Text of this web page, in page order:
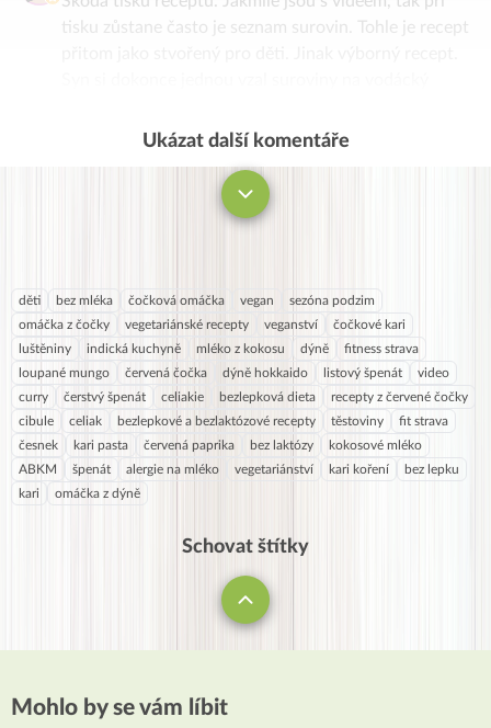
tisku zůstane často je seznam surovin. Tohle je recept
Ukázat další komentáře
děti bez mléka čočková omáčka vegan
sezóna podzim
omáčka z čočky
vegetariánské recepty veganství
čočkové kari
luštěniny
indická kuchyně mléko z kokosu dýně
fitness strava
loupané mungo
červená čočka dýně hokkaido listový špenát
video
curry
čerstvý špenát celiakie bezlepková dieta
recepty z červené čočky
cibule
celiak bezlepkové a bezlaktózové recepty těstoviny
fit strava
česnek
kari pasta červená paprika bez laktózy
kokosové mléko
ABKM
špenát alergie na mléko vegetariánství kari koření
bez lepku
kari
omáčka z dýně
Schovat štítky
Mohlo by se vám líbit